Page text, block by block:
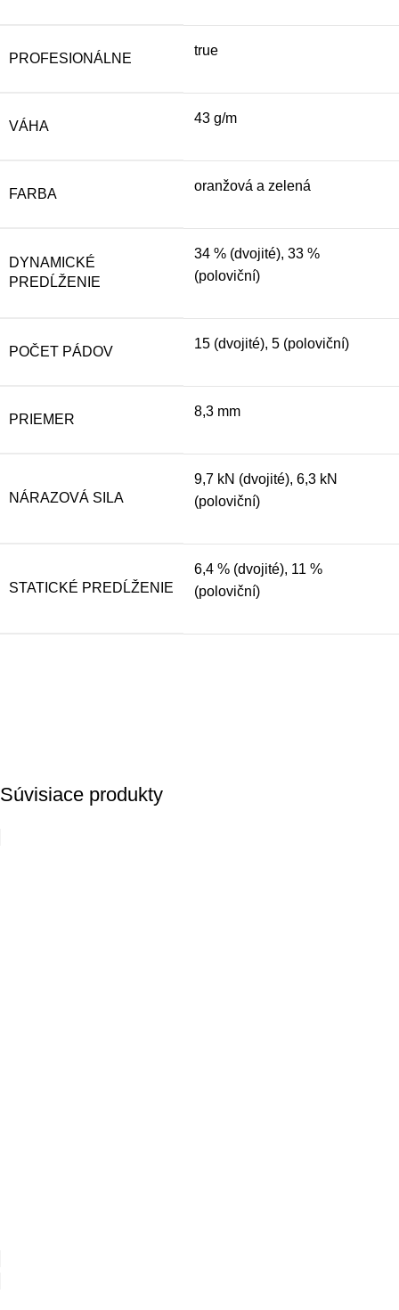
PROFESIONÁLNE
true
VÁHA
43 g/m
FARBA
oranžová a zelená
DYNAMICKÉ
PREDĹŽENIE
34 % (dvojité), 33 %
(poloviční)
POČET PÁDOV
15 (dvojité), 5 (poloviční)
PRIEMER
8,3 mm
NÁRAZOVÁ SILA
9,7 kN (dvojité), 6,3 kN
(poloviční)
STATICKÉ PREDĹŽENIE
6,4 % (dvojité), 11 %
(poloviční)
Súvisiace produkty